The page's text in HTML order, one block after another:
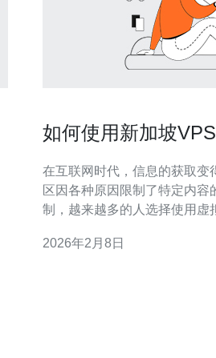
如何使用新加坡
在互联网时代，信息的获取变
区因各种原因限制了特定内容
制，越来越多的人选择使用虚
了众多用户的首选方案。 新加坡地处东南亚的中心位置，
2026年2月8日